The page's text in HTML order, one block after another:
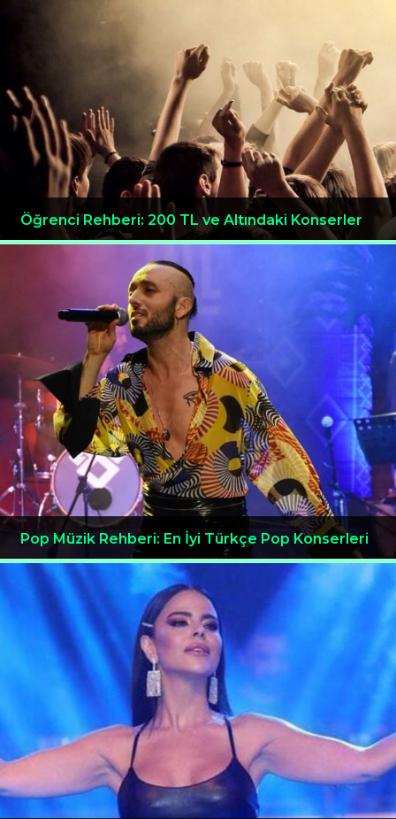
Öğrenci Rehberi: 200 TL ve Altındaki Konserler
Pop Müzik Rehberi: En İyi Türkçe Pop Konserleri